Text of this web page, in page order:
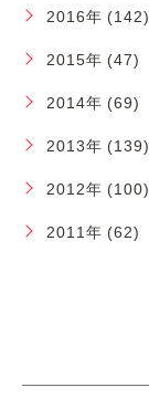
2016年 (142)
2015年 (47)
2014年 (69)
2013年 (139)
2012年 (100)
2011年 (62)